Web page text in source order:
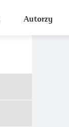
Autorzy